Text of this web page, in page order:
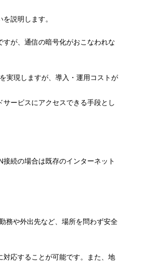
説明します。
が、通信の暗号化がおこなわれな
実現しますが、導入・運用コストが
ービスにアクセスできる手段とし
続の場合は既存のインターネット
務や外出先など、場所を問わず安全
応することが可能です。また、地